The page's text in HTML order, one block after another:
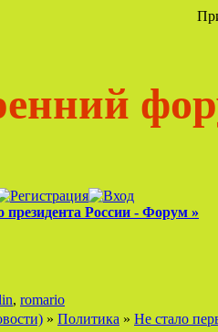
президента России - Форум »
, romario
» Политика » Не стало